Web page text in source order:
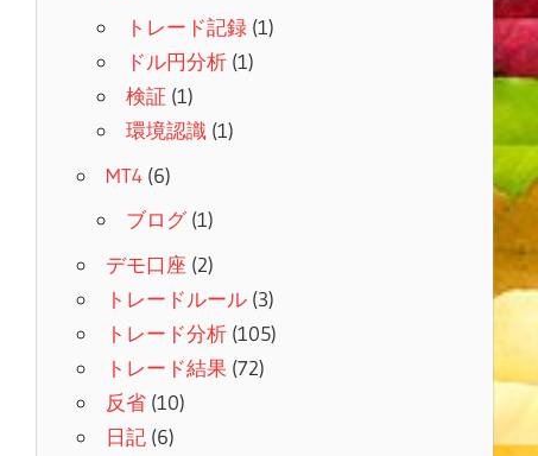
トレード記録(1)
ドル円分析(1)
検証 (1)
環境認識(1)
MT4(6)
ブログ(1)
デモ口座 (2)
トレードルール(3)
トレード分析(105)
トレード結果 (72)
反省(10)
日記(6)